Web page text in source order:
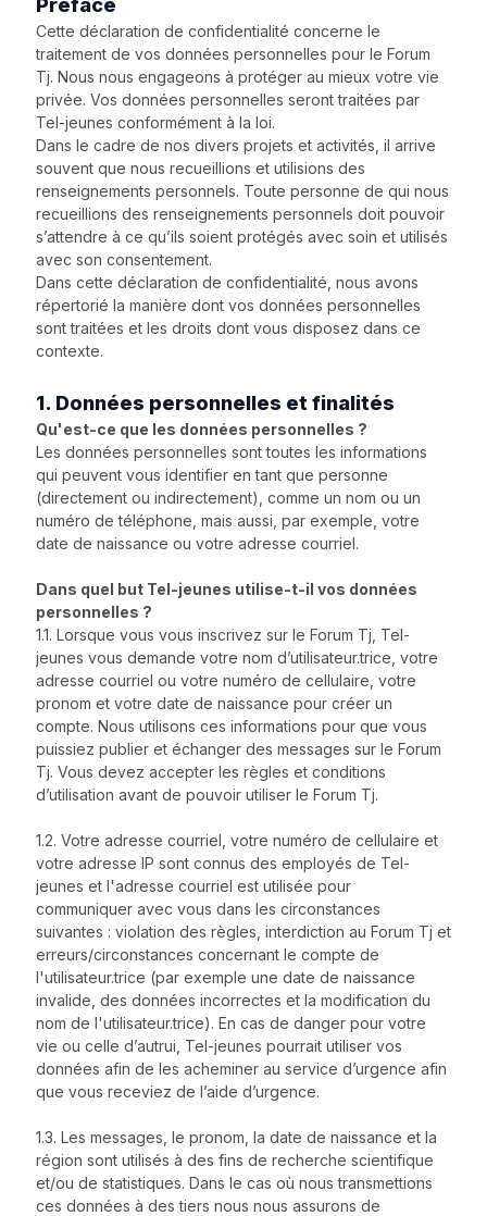
Préface
Cette déclaration de confidentialité concerne le
traitement de vos données personnelles pour le Forum
Tj. Nous nous engageons à protéger au mieux votre vie
privée. Vos données personnelles seront traitées par
Tel-jeunes conformément à la loi.
Dans le cadre de nos divers projets et activités, il arrive
souvent que nous recueillions et utilisions des
renseignements personnels. Toute personne de qui nous
recueillions des renseignements personnels doit pouvoir
s’attendre à ce qu’ils soient protégés avec soin et utilisés
avec son consentement.
Dans cette déclaration de confidentialité, nous avons
répertorié la manière dont vos données personnelles
sont traitées et les droits dont vous disposez dans ce
contexte.
1. Données personnelles et finalités
Qu'est-ce que les données personnelles ?
Les données personnelles sont toutes les informations
qui peuvent vous identifier en tant que personne
(directement ou indirectement), comme un nom ou un
numéro de téléphone, mais aussi, par exemple, votre
date de naissance ou votre adresse courriel.
Dans quel but Tel-jeunes utilise-t-il vos données
personnelles ?
1.1. Lorsque vous vous inscrivez sur le Forum Tj, Tel-
jeunes vous demande votre nom d’utilisateur.trice, votre
adresse courriel ou votre numéro de cellulaire, votre
pronom et votre date de naissance pour créer un
compte. Nous utilisons ces informations pour que vous
puissiez publier et échanger des messages sur le Forum
Tj. Vous devez accepter les règles et conditions
d’utilisation avant de pouvoir utiliser le Forum Tj.
1.2. Votre adresse courriel, votre numéro de cellulaire et
votre adresse IP sont connus des employés de Tel-
jeunes et l'adresse courriel est utilisée pour
communiquer avec vous dans les circonstances
suivantes : violation des règles, interdiction au Forum Tj et
erreurs/circonstances concernant le compte de
l'utilisateur.trice (par exemple une date de naissance
invalide, des données incorrectes et la modification du
nom de l'utilisateur.trice). En cas de danger pour votre
vie ou celle d’autrui, Tel-jeunes pourrait utiliser vos
données afin de les acheminer au service d’urgence afin
que vous receviez de l’aide d’urgence.
1.3. Les messages, le pronom, la date de naissance et la
région sont utilisés à des fins de recherche scientifique
et/ou de statistiques. Dans le cas où nous transmettions
ces données à des tiers nous nous assurons de